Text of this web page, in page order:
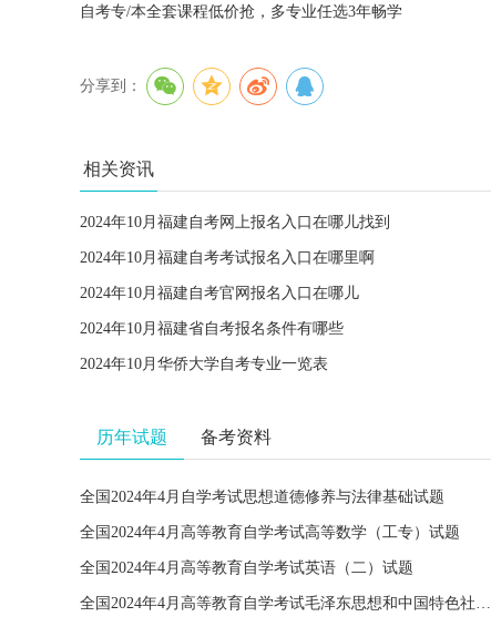
自考专/本全套课程低价抢，多专业任选3年畅学
分享到：
相关资讯
2024年10月福建自考网上报名入口在哪儿找到
2024年10月福建自考考试报名入口在哪里啊
2024年10月福建自考官网报名入口在哪儿
2024年10月福建省自考报名条件有哪些
2024年10月华侨大学自考专业一览表
历年试题 备考资料
全国2024年4月自学考试思想道德修养与法律基础试题
全国2024年4月高等教育自学考试高等数学（工专）试题
全国2024年4月高等教育自学考试英语（二）试题
全国2024年4月高等教育自学考试毛泽东思想和中国特色社会主义理论体系概论试题